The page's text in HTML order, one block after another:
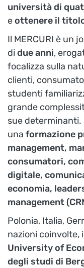
università di
eottenere il
Il MERCURI è un
di due anni,
focalizza sulla
clienti,
studenti
grande
sue
una formazione
management,
consumatori,
digitale,
economia,
management
Polonia, Italia,
nazioni coinvolte,
University of
degli studi di